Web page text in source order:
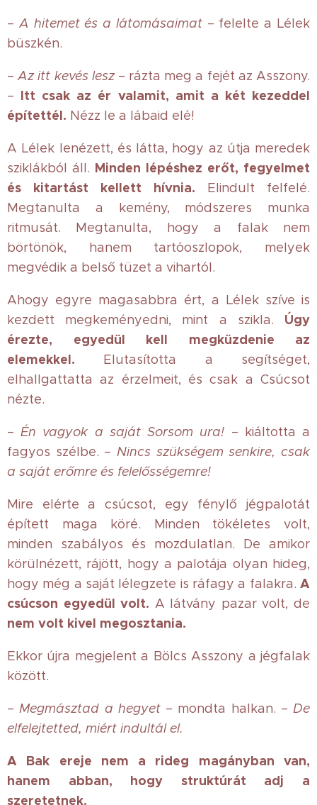
– A hitemet és a látomásaimat – felelte a Lélek
büszkén.
–Az itt kevés lesz – rázta meg a fejét az Asszony.
– Itt csak az ér valamit, amit a két kezeddel
építettél. Nézz le a lábaid elé!
A Lélek lenézett, és látta, hogy az útja meredek
sziklákból áll. Minden lépéshez erőt, fegyelmet
és kitartást kellett hívnia. Elindult felfelé.
Megtanulta a kemény, módszeres munka
ritmusát. Megtanulta, hogy a falak nem
börtönök, hanem tartóoszlopok, melyek
megvédik a belső tüzet a vihartól.
Ahogy egyre magasabbra ért, a Lélek szíve is
kezdett megkeményedni, mint a szikla. Úgy
érezte, egyedül kell megküzdenie az
elemekkel. Elutasította a segítséget,
elhallgattatta az érzelmeit, és csak a Csúcsot
nézte.
–Én vagyok a saját Sorsom ura! – kiáltotta a
fagyos szélbe. – Nincs szükségem senkire, csak
a saját erőmre és felelősségemre!
Mire elérte a csúcsot, egy fénylő jégpalotát
épített maga köré. Minden tökéletes volt,
minden szabályos és mozdulatlan. De amikor
körülnézett, rájött, hogy a palotája olyan hideg,
hogy még a saját lélegzete is ráfagy a falakra. A
csúcson egyedül volt. A látvány pazar volt, de
nem volt kivel megosztania.
Ekkor újra megjelent a Bölcs Asszony a jégfalak
között.
–Megmásztad a hegyet – mondta halkan. – De
elfelejtetted, miért indultál el.
A Bak ereje nem a rideg magányban van,
hanem abban, hogy struktúrát adj a
szeretetnek.